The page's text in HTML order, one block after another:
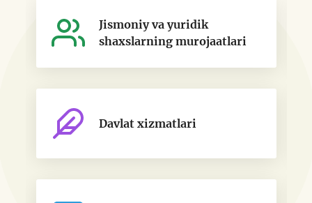
Jismoniy va yuridik
shaxslarning murojaatlari
Davlat xizmatlari